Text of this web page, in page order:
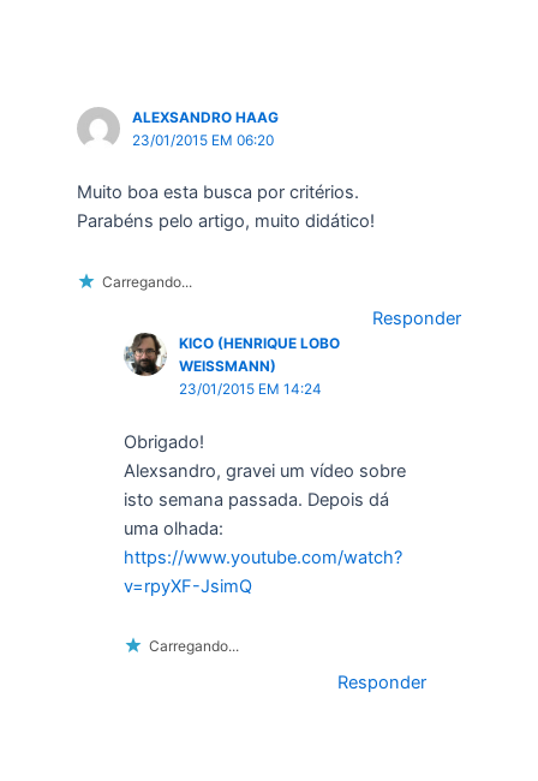
ALEXSANDRO HAAG
23/01/2015 EM 06:20
Muito boa esta busca por critérios.
Parabéns pelo artigo, muito didático!
Carregando...
Responder
KICO (HENRIQUE LOBO
WEISSMANN)
23/01/2015 EM 14:24
Obrigado!
Alexsandro, gravei um vídeo sobre
isto semana passada. Depois dá
uma olhada:
https://www.youtube.com/watch?
v=rpyXF-JsimQ
Carregando...
Responder